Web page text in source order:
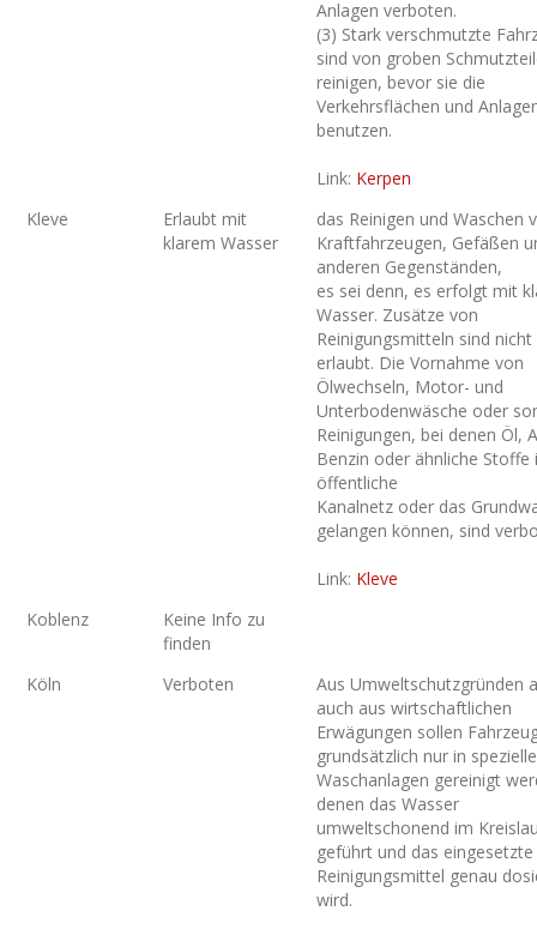
Anlagen verboten.
(3) Stark verschmutzte
sind von groben
reinigen, bevor sie die
Verkehrsflächen und
benutzen.
Link: Kerpen
Kleve
Erlaubt mit
klarem Wasser
das Reinigen und Waschen
Kraftfahrzeugen, Gefäßen
anderen Gegenständen,
es sei denn, es erfolgt mit
Wasser. Zusätze von
Reinigungsmitteln sind nicht
erlaubt. Die Vornahme von
Ölwechseln, Motor- und
Unterbodenwäsche oder
Reinigungen, bei denen Öl,
Benzin oder ähnliche Stoffe
öffentliche
Kanalnetz oder das
gelangen können, sind
Link: Kleve
Koblenz
Keine Info zu
finden
Köln
Verboten
Aus Umweltschutzgründen
auch aus wirtschaftlichen
Erwägungen sollen
grundsätzlich nur in
Waschanlagen gereinigt
denen das Wasser
umweltschonend im
geführt und das eingesetzte
Reinigungsmittel genau
wird.